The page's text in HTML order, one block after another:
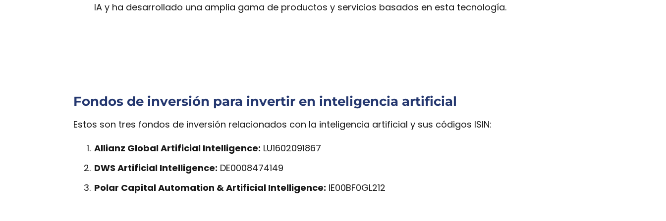
IA y ha desarrollado una amplia gama de productos y servicios basados en esta tecnología.
Fondos de inversión para invertir en inteligencia artificial
Estos son tres fondos de inversión relacionados con la inteligencia artificial y sus códigos ISIN:
Allianz Global Artificial Intelligence: LU1602091867
DWS Artificial Intelligence: DE0008474149
Polar Capital Automation & Artificial Intelligence: IE00BF0GL212